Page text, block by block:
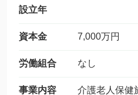
設立年
資本金 7,000万円
労働組合 なし
事業内容
介護老人保健